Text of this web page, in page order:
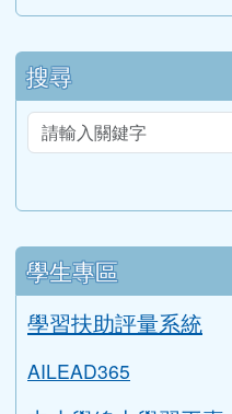
搜尋
學生專區
學習扶助評量系統
AILEAD365